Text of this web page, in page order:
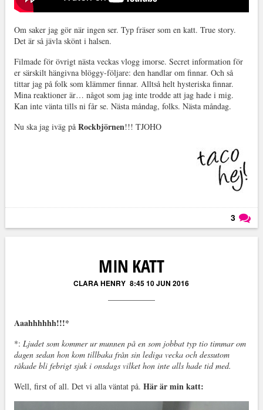
Om saker jag gör när ingen ser. Typ fräser som en katt. True story.
Det är så jävla skönt i halsen.
Filmade för övrigt nästa veckas vlogg imorse. Secret information för
er särskilt hängivna blöggy-följare: den handlar om finnar. Och så
tittar jag på folk som klämmer finnar. Alltså helt hysteriska finnar.
Mina reaktioner är… något som jag inte trodde att jag hade i mig.
Kan inte vänta tills ni får se. Nästa måndag, folks. Nästa måndag.
Nu ska jag iväg på Rockbjörnen!!! TJOHO
3
MIN KATT
CLARA HENRY 8:45 10 JUN 2016
Aaahhhhhh!!!*
*: Ljudet som kommer ur munnen på en som jobbat typ tio timmar om
dagen sedan hon kom tillbaka från sin lediga vecka och dessutom
råkade bli febrigt sjuk i onsdags vilket hon inte alls hade tid med.
Well, first of all. Det vi alla väntat på. Här är min katt: